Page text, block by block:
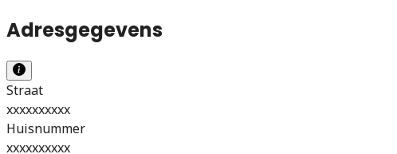
Adresgegevens
Straat
xxxxxxxxxx
Huisnummer
xxxxxxxxxx